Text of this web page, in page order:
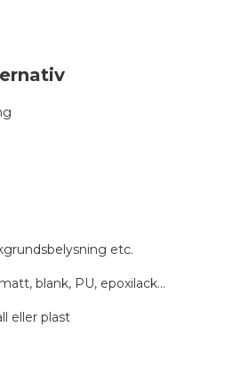
etc.
blank, PU, epoxilack…
eller plast